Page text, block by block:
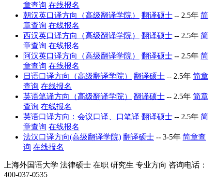
章查询 在线报名
朝汉英口译方向（高级翻译学院）
翻译硕士 -- 2.5年 简
章查询 在线报名
西汉英口译方向（高级翻译学院）
翻译硕士 -- 2.5年 简
章查询 在线报名
阿汉英口译方向（高级翻译学院）
翻译硕士 -- 2.5年 简
章查询 在线报名
日语口译方向（高级翻译学院）
翻译硕士 -- 2.5年 简章
查询 在线报名
英语笔译方向（高级翻译学院）
翻译硕士 -- 2.5年 简章
查询 在线报名
英语口译方向：会议口译、口笔译 翻译硕士 -- 2.5年 简
章查询 在线报名
法汉口译方向(高级翻译学院) 翻译硕士 -- 3-5年 简章查
询 在线报名
上海外国语大学 法律硕士 在职 研究生 专业方向 咨询电话：
400-037-0535